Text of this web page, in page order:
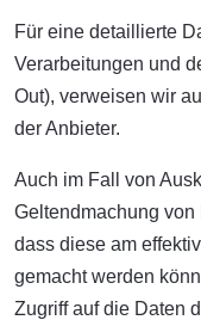
Für eine detaillierte
Verarbeitungen und
Out), verweisen wir
der Anbieter.
Auch im Fall von
Geltendmachung
dass diese am
gemacht werden
Zugriff auf die Daten